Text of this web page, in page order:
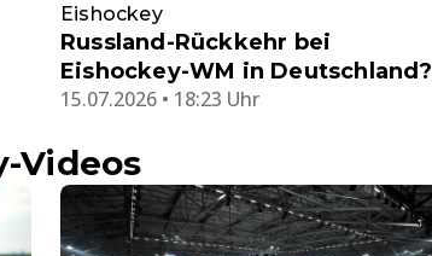
Eishockey
Russland-Rückkehr bei
Eishockey-WM in Deutschland?
15.07.2026 • 18:23 Uhr
Videos